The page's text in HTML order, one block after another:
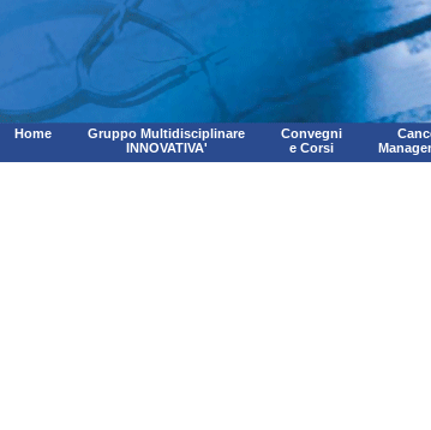
Home
Gruppo Multidisciplinare
INNOVATIVA'
Convegni
e Corsi